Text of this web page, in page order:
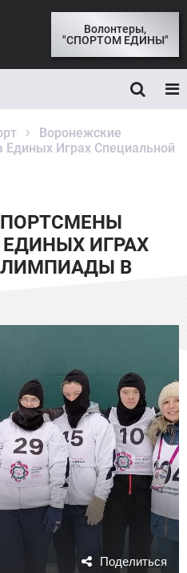
Волонтеры,
"СПОРТОМ ЕДИНЫ"
Воронежские
Единых Играх Специальной
ИГРАХ
В